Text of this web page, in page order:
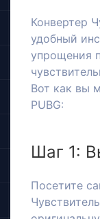
Конвертер
удобный
упрощения
Вот как вы
PUBG:
Шаг 1:
Посетите